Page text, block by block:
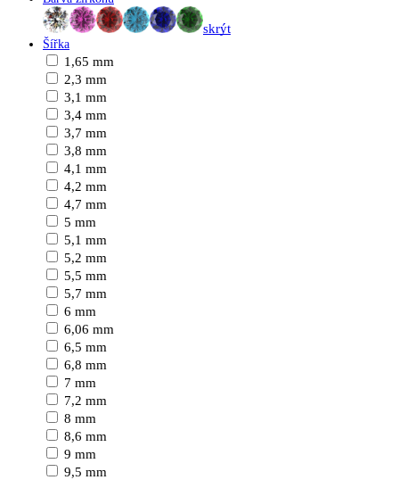
skrýt
Šířka
1,65 mm
2,3 mm
3,1 mm
3,4 mm
3,7 mm
3,8 mm
4,1 mm
4,2 mm
4,7 mm
5 mm
5,1 mm
5,2 mm
5,5 mm
5,7 mm
6 mm
6,06 mm
6,5 mm
6,8 mm
7 mm
7,2 mm
8 mm
8,6 mm
9 mm
9,5 mm